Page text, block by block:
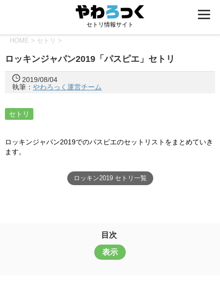
セトリ情報サイト
HOME > セトリ >
ロッキンジャパン2019「パスピエ」セトリ
2019/08/04
執筆： やわろっく運営チーム
セトリ
ロッキンジャパン2019でのパスピエのセットリストをまとめていき
ます。
ロッキン2019 セトリ一覧
目次
表示